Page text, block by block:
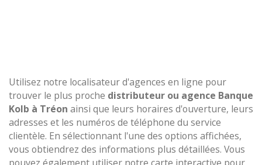
Utilisez notre localisateur d'agences en ligne pour
trouver le plus proche distributeur ou agence Banque
Kolb à Tréon ainsi que leurs horaires d'ouverture, leurs
adresses et les numéros de téléphone du service
clientèle. En sélectionnant l'une des options affichées,
vous obtiendrez des informations plus détaillées. Vous